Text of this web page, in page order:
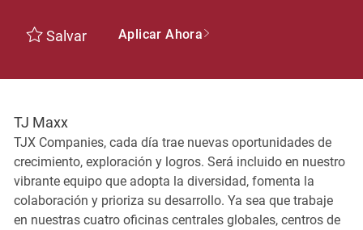
Salvar Aplicar Ahora
TJ Maxx
TJX Companies, cada día trae nuevas oportunidades de
crecimiento, exploración y logros. Será incluido en nuestro
vibrante equipo que adopta la diversidad, fomenta la
colaboración y prioriza su desarrollo. Ya sea que trabaje
en nuestras cuatro oficinas centrales globales, centros de